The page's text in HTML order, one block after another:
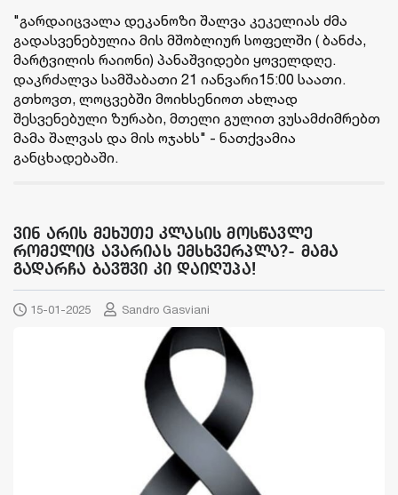
"გარდაიცვალა დეკანოზი შალვა კეკელიას ძმა
გადასვენებულია მის მშობლიურ სოფელში ( ბანძა,
მარტვილის რაიონი) პანაშვიდები ყოველდღე.
დაკრძალვა სამშაბათი 21 იანვარი15:00 საათი.
გთხოვთ, ლოცვებში მოიხსენიოთ ახლად
შესვენებული ზურაბი, მთელი გულით ვუსამძიმრებთ
მამა შალვას და მის ოჯახს" - ნათქვამია
განცხადებაში.
ვინ არის მეხუთე კლასის მოსწავლე
რომელიც ავარიას ემსხვერპლა?- მამა
გადარჩა ბავშვი კი დაიღუპა!
15-01-2025 Sandro Gasviani